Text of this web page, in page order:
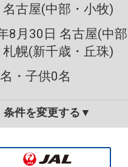
古屋(中部・小牧)
8月30日 名古屋(中
幌(新千歳・丘珠)
・子供0名
条件を変更する▼